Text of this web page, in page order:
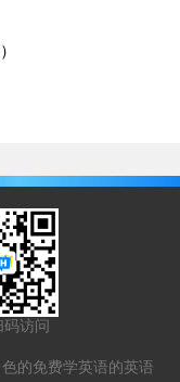
码访问
的免费学英语的英语